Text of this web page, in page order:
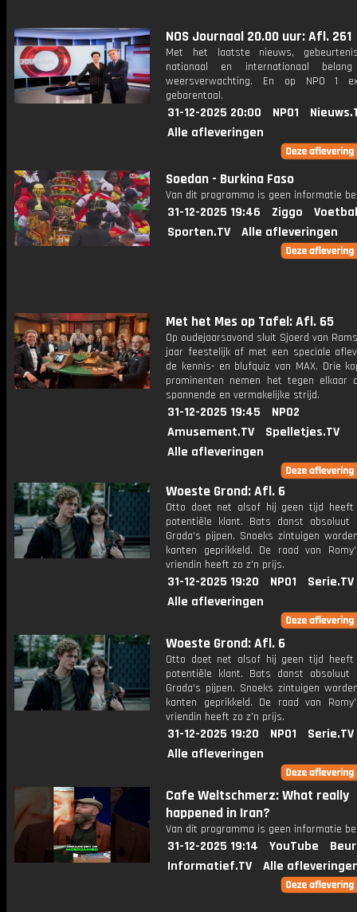
NOS Journaal 20.00 uur: Afl. 261
Met het laatste nieuws,
nationaal en internationaal
weersverwachting. En op NPO 1
gebarentaal.
31-12-2025 20:00 NPO1
Alle afleveringen
Soedan - Burkina Faso
Van dit programma is geen informatie
31-12-2025 19:46 Ziggo
Sporten.TV
Alle afleveringen
Met het Mes op Tafel: Afl. 65
Op oudejaarsavond sluit Sjoerd van
jaar feestelijk af met een speciale
de kennis- en blufquiz van MAX. Drie
prominenten nemen het tegen elkaar
spannende en vermakelijke strijd.
31-12-2025 19:45
NPO2
Amusement.TV
Spelletjes.TV
Alle afleveringen
Woeste Grond: Afl. 6
Otto doet net alsof hij geen tijd heeft
potentiële klant. Bats danst absoluut
Grada's pijpen. Snoeks zintuigen
kanten geprikkeld. De raad van
vriendin heeft zo z'n prijs.
31-12-2025 19:20 NPO1
Serie.TV
Alle afleveringen
Woeste Grond: Afl. 6
Otto doet net alsof hij geen tijd heeft
potentiële klant. Bats danst absoluut
Grada's pijpen. Snoeks zintuigen
kanten geprikkeld. De raad van
vriendin heeft zo z'n prijs.
31-12-2025 19:20 NPO1
Serie.TV
Alle afleveringen
Cafe Weltschmerz: What really
happened in Iran?
Van dit programma is geen informatie
31-12-2025 19:14 YouTube
Informatief.TV
Alle